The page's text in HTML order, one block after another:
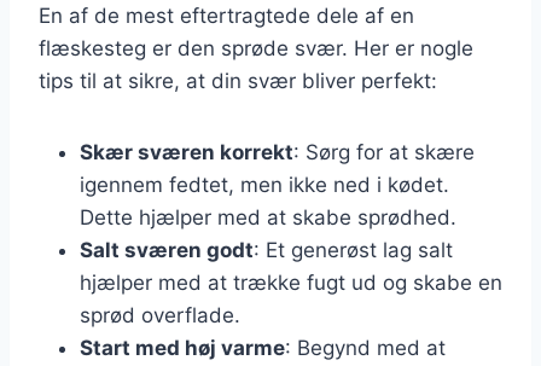
En af de mest eftertragtede dele af en
flæskesteg er den sprøde svær. Her er nogle
tips til at sikre, at din svær bliver perfekt:
Skær sværen korrekt: Sørg for at skære
igennem fedtet, men ikke ned i kødet.
Dette hjælper med at skabe sprødhed.
Salt sværen godt: Et generøst lag salt
hjælper med at trække fugt ud og skabe en
sprød overflade.
Start med høj varme: Begynd med at